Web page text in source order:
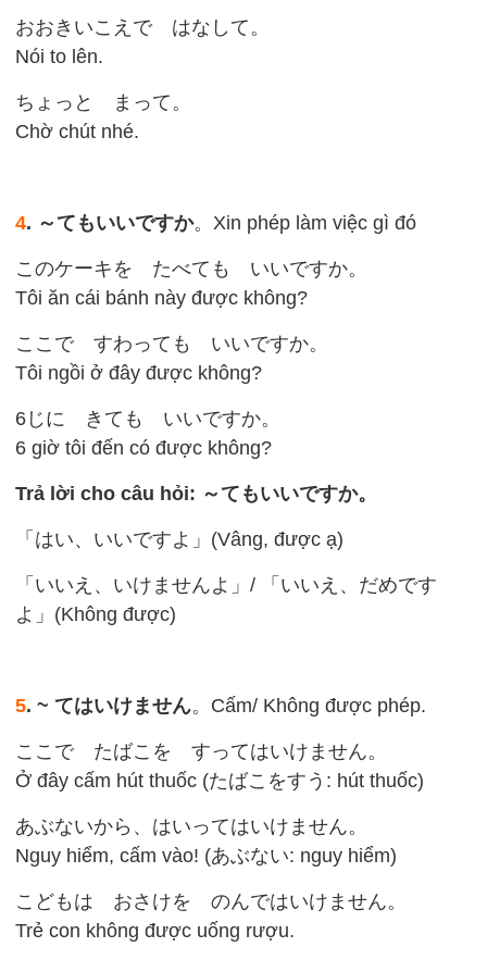
おおきいこえで はなして。
Nói to lên.
ちょっと まって。
Chờ chút nhé.
4. ～てもいいですか。Xin phép làm việc gì đó
このケーキを たべても いいですか。
Tôi ăn cái bánh này được không?
ここで すわっても いいですか。
Tôi ngồi ở đây được không?
6じに きても いいですか。
6 giờ tôi đến có được không?
Trả lời cho câu hỏi: ～てもいいですか。
「はい、いいですよ」(Vâng, được ạ)
「いいえ、いけませんよ」/ 「いいえ、だめです
よ」(Không được)
5. ~ てはいけません。Cấm/ Không được phép.
ここで たばこを すってはいけません。
Ở đây cấm hút thuốc (たばこをすう: hút thuốc)
あぶないから、はいってはいけません。
Nguy hiểm, cấm vào! (あぶない: nguy hiểm)
こどもは おさけを のんではいけません。
Trẻ con không được uống rượu.